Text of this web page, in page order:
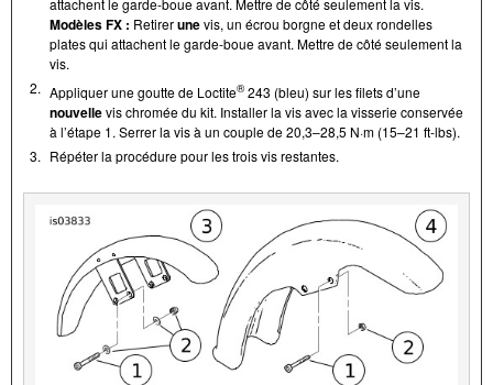
Modèles FX : Retirerunevis, un écrou borgne et deux rondelles
plates qui attachent le garde-boue avant. Mettre de côté seulement la
vis.
2. Appliquer une goutte de Loctite®243 (bleu) sur les filets d’une
nouvellevis chromée du kit. Installer la vis avec la visserie conservée
à l’étape 1. Serrer la vis à un couple de 20,3–28,5 N·m (15–21 ft-lbs).
3. Répéter la procédure pour les trois vis restantes.